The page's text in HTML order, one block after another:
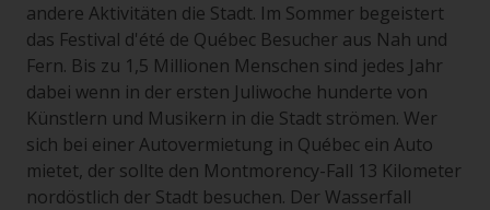
andere Aktivitäten die Stadt. Im Sommer begeistert
das Festival d'été de Québec Besucher aus Nah und
Fern. Bis zu 1,5 Millionen Menschen sind jedes Jahr
dabei wenn in der ersten Juliwoche hunderte von
Künstlern und Musikern in die Stadt strömen. Wer
sich bei einer Autovermietung in Québec ein Auto
mietet, der sollte den Montmorency-Fall 13 Kilometer
nordöstlich der Stadt besuchen. Der Wasserfall